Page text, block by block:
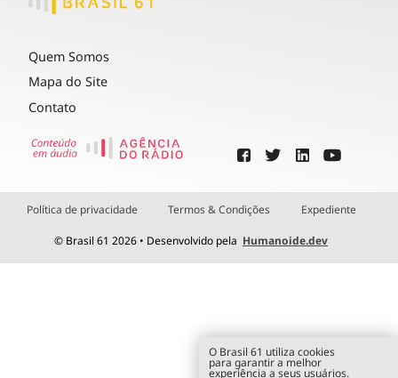
Quem Somos
Mapa do Site
Contato
Política de privacidade Termos & Condições Expediente
© Brasil 61 2026 • Desenvolvido pela Humanoide.dev
O Brasil 61 utiliza cookies
para garantir a melhor
experiência a seus usuários.